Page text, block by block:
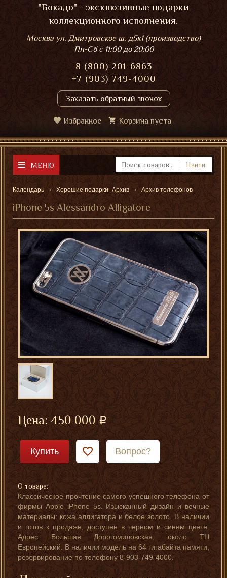
"Бокадо" - эксклюзивные подарки
коллекционного исполнения.
Москва ул. Дмитровское ш. д5к1 (производство)
Пн-Сбс 11:00 до 20:00
8 (800) 201-6863
+7 (903) 749-4000
Заказать обратный звонок
Избранное Корзина пуста
МЕНЮ Найти
Календарь Хорошие подарки- Архив Архив телефонов
iPhone 5s Alessandro Alligatore
Цена:450 000
Купить Вопрос?
О товаре:
Классическое прочтение самого успешного телефона от
фирмы Apple iPhone 5s. Изысканный дизайн и вечные
материалы: кожа аллигатора и белое золото. В наличии
и готов к продаже, доступен в черном и синем цвете.
Адрес Большая Дорогомиловская, около ТЦ
Европейский. В наличии модель на 64 гигабайта памяти,
резервирование по телефону 8-903-749-4000.